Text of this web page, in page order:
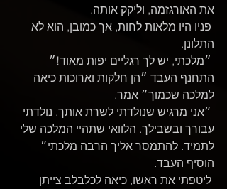
את האורגזמה, וליקק אותה.
פניו היו מלאות לחות, אך כמובן, הוא לא
התלונן.
״מלכתי, יש לך רגליים יפות מאוד!״
התחנף העבד ״הן חלקות וארוכות כיאה
למלכה שכמוך״ אמר.
״אני מרגיש שנולדתי לשרת אותך. נולדתי
עבורך ובשבילך. הלוואי שתהיי המלכה שלי
לתמיד. להתמסר אליך הרבה מלכתי״
הוסיף העבד.
ליטפתי את ראשו, כיאה לכלבלב צייתן